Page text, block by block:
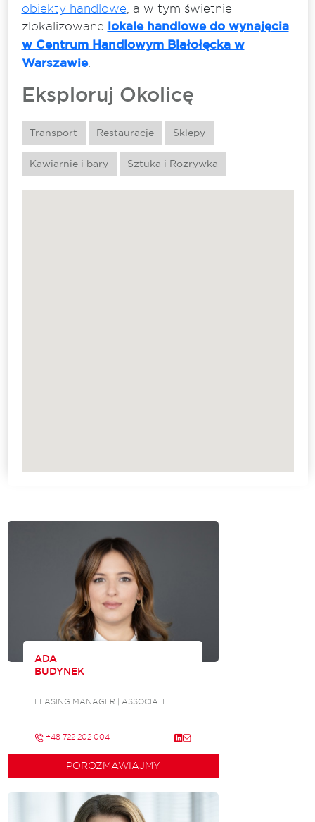
obiekty handlowe , a w tym świetnie
zlokalizowane lokale handlowe do wynajęcia
w Centrum Handlowym Białołęcka w
Warszawie.
Eksploruj Okolicę
Transport Restauracje Sklepy
Kawiarnie i bary Sztuka i Rozrywka
ADA
BUDYNEK
LEASING MANAGER | ASSOCIATE
+48 722 202 004
POROZMAWIAJMY